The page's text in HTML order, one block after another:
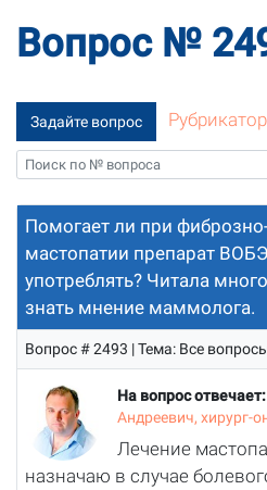
Вопрос №
Задайте вопрос Рубрикатор
Помогает ли при
мастопатии препарат
употреблять? Читала
знать мнение маммолога.
Вопрос # 2493 | Тема: Все
На вопрос отвечает:
Андреевич, хирург-
Лечение
назначаю в случае